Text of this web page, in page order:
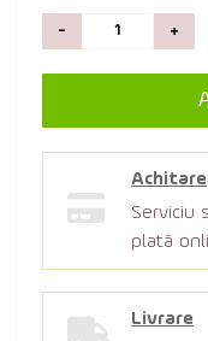
- +
Achitare
Serviciu
plată
Livrare